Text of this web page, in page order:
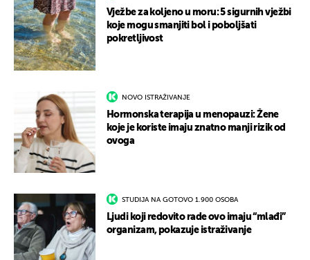
Vježbe za koljeno u moru: 5 sigurnih vježbi
koje mogu smanjiti bol i poboljšati
pokretljivost
NOVO ISTRAŽIVANJE
Hormonska terapija u menopauzi: Žene
koje je koriste imaju znatno manji rizik od
ovoga
STUDIJA NA GOTOVO 1.900 OSOBA
Ljudi koji redovito rade ovo imaju “mlađi”
organizam, pokazuje istraživanje